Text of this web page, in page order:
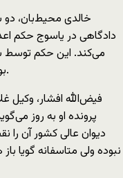
دادگاهی در یاسوج حکم
می‌کند. این حکم توسط
بودن ۱۵ ایراد اساسی به پرونده صادر شده بود.
فیض‌الله افشار،
پرونده او به روز
دیوان عالی کشور آن را
نبوده ولی متاسفانه گویا